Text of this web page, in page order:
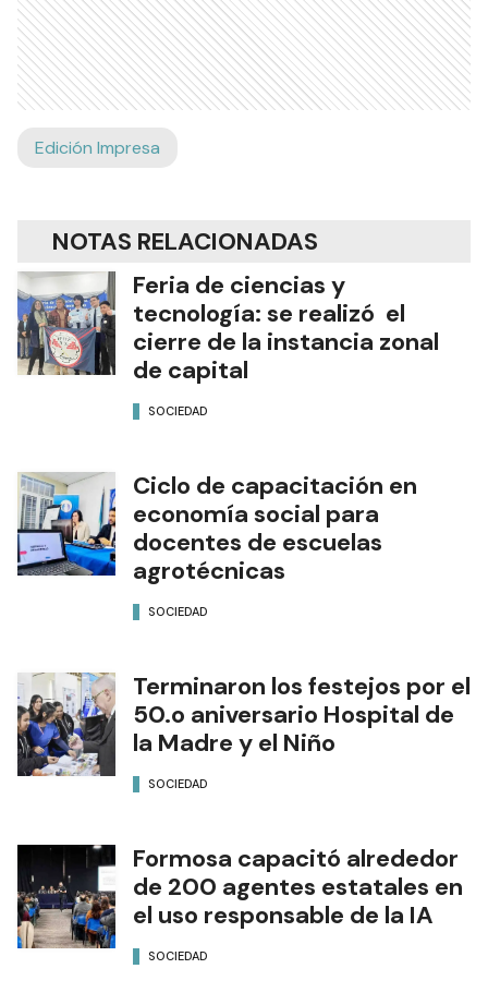
Edición Impresa
NOTAS RELACIONADAS
Feria de ciencias y
tecnología: se realizó el
cierre de la instancia zonal
de capital
SOCIEDAD
Ciclo de capacitación en
economía social para
docentes de escuelas
agrotécnicas
SOCIEDAD
Terminaron los festejos por el
50.o aniversario Hospital de
la Madre y el Niño
SOCIEDAD
Formosa capacitó alrededor
de 200 agentes estatales en
el uso responsable de la IA
SOCIEDAD